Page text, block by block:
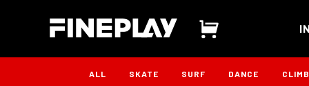
ALL SKATE SURF DANCE CLIMB